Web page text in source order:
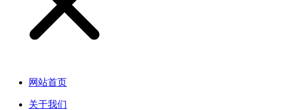
网站首页
关于我们